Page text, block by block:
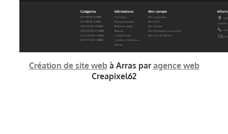
Création de site webà Arras par agence web
Creapixel62